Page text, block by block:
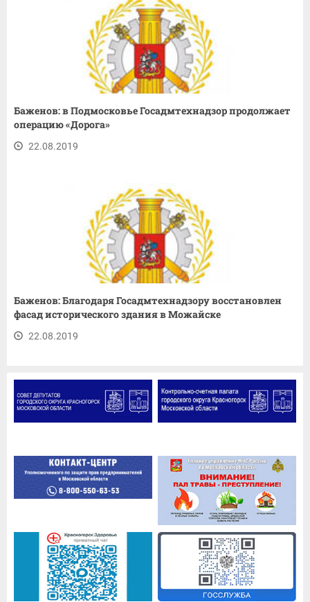
Баженов: в Подмосковье Госадмтехнадзор продолжает
операцию «Дорога»
22.08.2019
Баженов: Благодаря Госадмтехнадзору восстановлен
фасад исторического здания в Можайске
22.08.2019